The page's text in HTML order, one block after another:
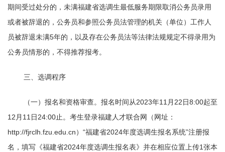
期间受过处分的，未满福建省选调生最低服务期限取消公务员录用
或者被辞退的，公务员和参照公务员法管理的机关（单位）工作人
员被辞退未满5年的，以及存在公务员法等法律法规规定不得录用为
公务员情形的，不得推荐报考。
三、选调程序
（一）报名和资格审查。报名时间从2023年11月22日8:00起至
12月11日24:00止。考生登录福建人才联合网（网址：
http://fjrclh.fzu.edu.cn）“福建省2024年度选调生报名系统”注册报
名，填写《福建省2024年度选调生报名表》并在相应位置上传1张本